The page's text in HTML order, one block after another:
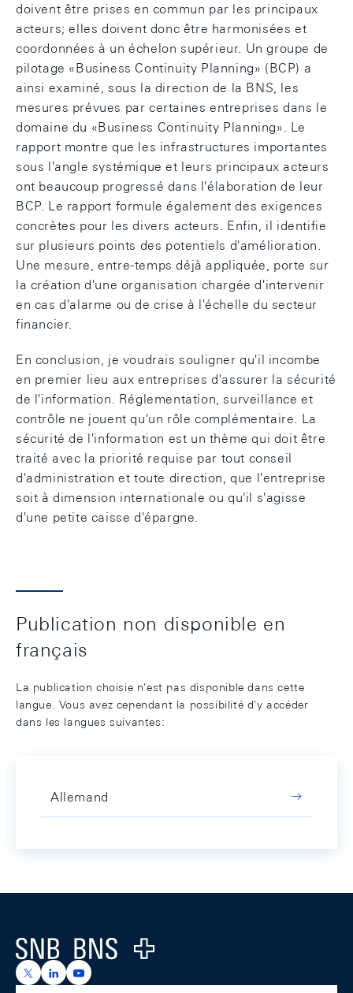
doivent être prises en commun par les principaux
acteurs; elles doivent donc être harmonisées et
coordonnées à un échelon supérieur. Un groupe de
pilotage «Business Continuity Planning» (BCP) a
ainsi examiné, sous la direction de la BNS, les
mesures prévues par certaines entreprises dans le
domaine du «Business Continuity Planning». Le
rapport montre que les infrastructures importantes
sous l'angle systémique et leurs principaux acteurs
ont beaucoup progressé dans l'élaboration de leur
BCP. Le rapport formule également des exigences
concrètes pour les divers acteurs. Enfin, il identifie
sur plusieurs points des potentiels d'amélioration.
Une mesure, entre-temps déjà appliquée, porte sur
la création d'une organisation chargée d'intervenir
en cas d'alarme ou de crise à l'échelle du secteur
financier.
En conclusion, je voudrais souligner qu'il incombe
en premier lieu aux entreprises d'assurer la sécurité
de l'information. Réglementation, surveillance et
contrôle ne jouent qu'un rôle complémentaire. La
sécurité de l'information est un thème qui doit être
traité avec la priorité requise par tout conseil
d'administration et toute direction, que l'entreprise
soit à dimension internationale ou qu'il s'agisse
d'une petite caisse d'épargne.
Publication non disponible en
français
La publication choisie n'est pas disponible dans cette
langue. Vous avez cependant la possibilité d'y accéder
dans les langues suivantes:
Allemand
Logo
https://x.com/snb_bns
https://ch.linkedin.com/company/swiss-national-
https://www.youtube.com/@swissnationalbank